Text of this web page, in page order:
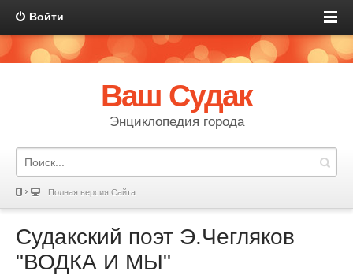
Войти
Ваш Судак
Энциклопедия города
Полная версия Сайта
Судакский поэт Э.Чегляков
"ВОДКА И МЫ"